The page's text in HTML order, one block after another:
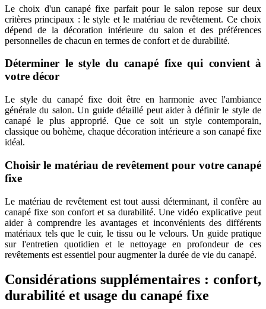
Le choix d'un canapé fixe parfait pour le salon repose sur deux
critères principaux : le style et le matériau de revêtement. Ce choix
dépend de la décoration intérieure du salon et des préférences
personnelles de chacun en termes de confort et de durabilité.
Déterminer le style du canapé fixe qui convient à
votre décor
Le style du canapé fixe doit être en harmonie avec l'ambiance
générale du salon. Un guide détaillé peut aider à définir le style de
canapé le plus approprié. Que ce soit un style contemporain,
classique ou bohème, chaque décoration intérieure a son canapé fixe
idéal.
Choisir le matériau de revêtement pour votre canapé
fixe
Le matériau de revêtement est tout aussi déterminant, il confère au
canapé fixe son confort et sa durabilité. Une vidéo explicative peut
aider à comprendre les avantages et inconvénients des différents
matériaux tels que le cuir, le tissu ou le velours. Un guide pratique
sur l'entretien quotidien et le nettoyage en profondeur de ces
revêtements est essentiel pour augmenter la durée de vie du canapé.
Considérations supplémentaires : confort,
durabilité et usage du canapé fixe